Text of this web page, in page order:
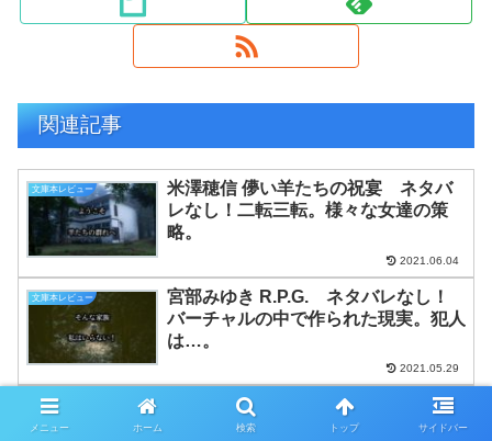
関連記事
文庫本レビュー
米澤穂信 儚い羊たちの祝宴 ネタバ
レなし！二転三転。様々な女達の策
略。
2021.06.04
文庫本レビュー
宮部みゆき R.P.G. ネタバレなし！
バーチャルの中で作られた現実。犯人
は…。
2021.05.29
文庫本レビュー
重松清 卒業 ネタバレなし！少し変
わった妹。決して叱らなかった母。
メニュー ホーム 検索 トップ サイドバー